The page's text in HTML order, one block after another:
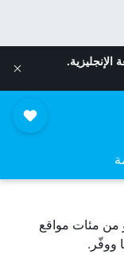
الإنجليزية.
من مئات مواقع